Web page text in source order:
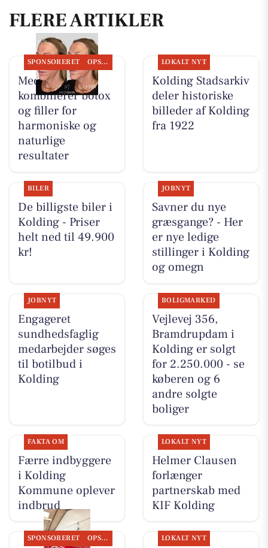
FLERE ARTIKLER
SPONSORERET OPSLAGSTAVLEN
MediSkin
kombinerer botox
og filler for
harmoniske og
naturlige
resultater
LOKALT NYT
Kolding Stadsarkiv
deler historiske
billeder af Kolding
fra 1922
BILER
De billigste biler i
Kolding - Priser
helt ned til 49.900
kr!
JOBNYT
Savner du nye
græsgange? - Her
er nye ledige
stillinger i Kolding
og omegn
JOBNYT
Engageret
sundhedsfaglig
medarbejder søges
til botilbud i
Kolding
BOLIGMARKED
Vejlevej 356,
Bramdrupdam i
Kolding er solgt
for 2.250.000 - se
køberen og 6
andre solgte
boliger
FAKTA OM
Færre indbyggere
i Kolding
Kommune oplever
indbrud
LOKALT NYT
Helmer Clausen
forlænger
partnerskab med
KIF Kolding
SPONSORERET OPSLAGSTAVLEN LOKALT NYT